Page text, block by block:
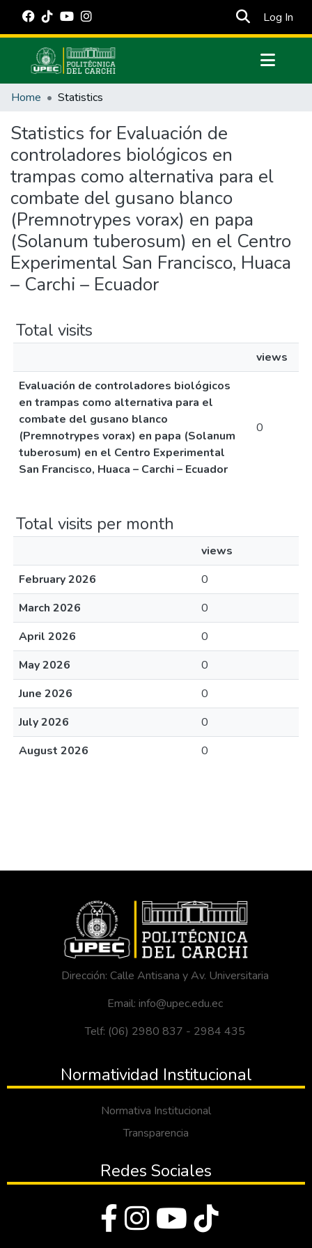
Log In
Communities & Collections
Estadísticas Externas
Manuales
Home Statistics
Statistics for Evaluación de
controladores biológicos en
trampas como alternativa para el
combate del gusano blanco
(Premnotrypes vorax) en papa
(Solanum tuberosum) en el Centro
Experimental San Francisco, Huaca
– Carchi – Ecuador
Total visits
views
Evaluación de controladores biológicos
en trampas como alternativa para el
combate del gusano blanco
(Premnotrypes vorax) en papa (Solanum
tuberosum) en el Centro Experimental
San Francisco, Huaca – Carchi – Ecuador
0
Total visits per month
views
February 2026
0
March 2026
0
April 2026
0
May 2026
0
June 2026
0
July 2026
0
August 2026
0
Dirección: Calle Antisana y Av. Universitaria
Email: info@upec.edu.ec
Telf: (06) 2980 837 - 2984 435
Normatividad Institucional
Normativa Institucional
Transparencia
Redes Sociales